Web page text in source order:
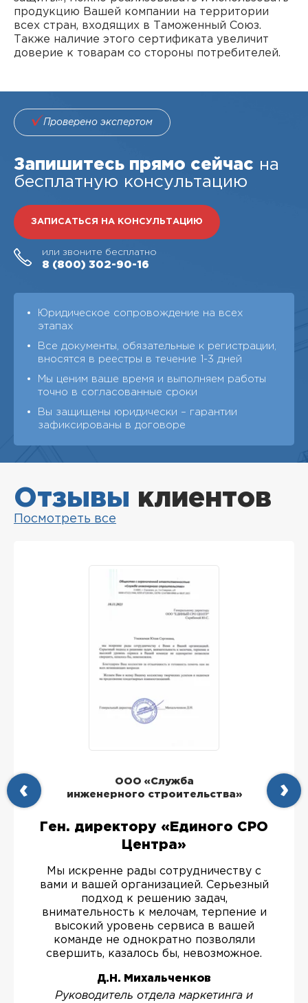
продукцию Вашей компании на территории
всех стран, входящих в Таможенный Союз.
Также наличие этого сертификата увеличит
доверие к товарам со стороны потребителей.
Проверено экспертом
Запишитесь прямо сейчас на
бесплатную консультацию
ЗАПИСАТЬСЯ НА КОНСУЛЬТАЦИЮ
или звоните бесплатно
8 (800) 302-90-16
Юридическое сопровождение на всех
этапах
Все документы, обязательные к регистрации,
вносятся в реестры в течение 1-3 дней
Мы ценим ваше время и выполняем работы
точно в согласованные сроки
Вы защищены юридически – гарантии
зафиксированы в договоре
Отзывы клиентов
Посмотреть все
ООО «Служба
инженерного строительства»
Ген. директору «Единого СРО
Центра»
Мы искренне рады сотрудничеству с
вами и вашей организацией. Серьезный
подход к решению задач,
внимательность к мелочам, терпение и
высокий уровень сервиса в вашей
команде не однократно позволяли
свершить, казалось бы, невозможное.
Д.Н. Михальченков
Руководитель отдела маркетинга и